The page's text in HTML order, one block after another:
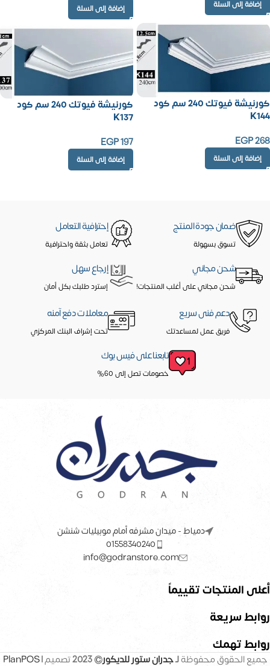
إضافة إلى السلة إضافة إلى السلة
كورنيشة فيوتك 240 سم كود
K144
EGP268
إضافة إلى السلة
كورنيشة فيوتك 240 سم كود
K137
EGP197
إضافة إلى السلة
ضمان جودة المنتج
تسوق بسهولة
إحترافية التعامل
تعامل بثقة واحترافية
شحن مجاني
شحن مجاني على أغلب المنتجات!
إرجاع سهل
إسترد طلبك بكل أمان
دعم فنى سريع
فريق عمل لمساعدتك
معاملات دفع آمنه
تحت إشراف البنك المركزي
تابعنا على فيس بوك
خصومات تصل إلى 60%
دمياط - ميدان مشرفه أمام موبيليات شنشن
01558340240
info@godranstore.com
أعلى المنتجات تقييماً
روابط سريعة
روابط تهمك
جميع الحقوق محفوظةلـجدران ستور للديكور© 2023 تصميم |PlanPOS